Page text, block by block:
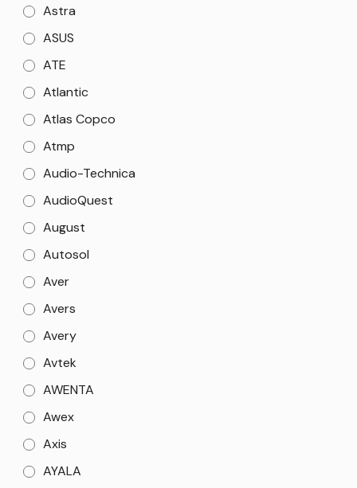
Astra
ASUS
ATE
Atlantic
Atlas Copco
Atmp
Audio-Technica
AudioQuest
August
Autosol
Aver
Avers
Avery
Avtek
AWENTA
Awex
Axis
AYALA